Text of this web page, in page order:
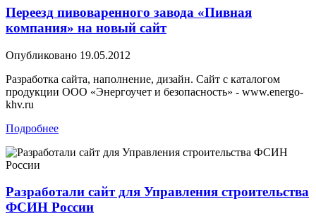
Переезд пивоваренного завода «Пивная
компания» на новый сайт
Опубликовано 19.05.2012
Разработка сайта, наполнение, дизайн. Сайт с каталогом
продукции ООО «Энергоучет и безопасность» - www.energo-
khv.ru
Подробнее
Разработали сайт для Управления строительства
ФСИН России